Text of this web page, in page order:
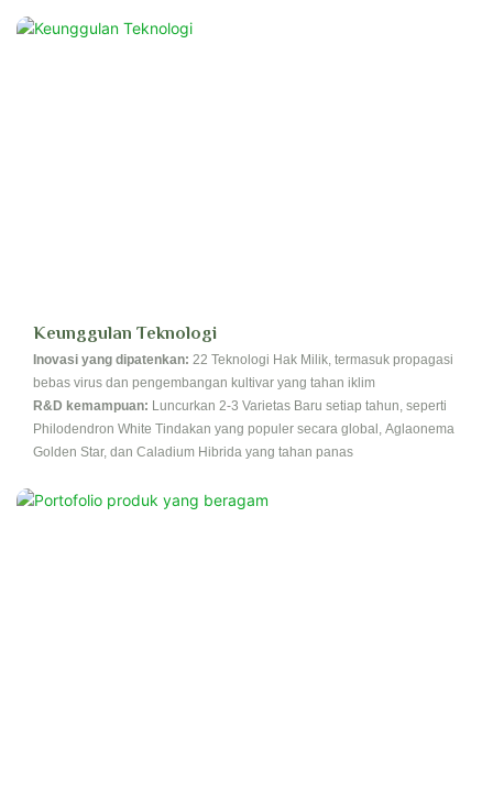
Keunggulan Teknologi
Inovasi yang dipatenkan: 22 Teknologi Hak Milik, termasuk propagasi
bebas virus dan pengembangan kultivar yang tahan iklim
R&D kemampuan: Luncurkan 2-3 Varietas Baru setiap tahun, seperti
Philodendron White Tindakan yang populer secara global, Aglaonema
Golden Star, dan Caladium Hibrida yang tahan panas